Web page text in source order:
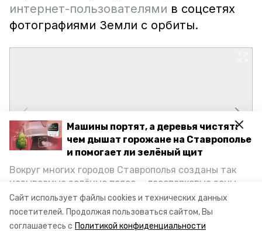
Сайт использует файлы cookies и технических данных
посетителей. Продолжая пользоваться сайтом, Вы
соглашаетесь с Политикой конфиденциальности
Машины портят, а деревья чистят:
чем дышат горожане на Ставрополье
и помогает ли зелёный щит
Вокруг многих городов Ставрополья созданы так
называемые зелёные пояса — лесопарковые зоны,
снижающие негативное воздействие выхлопных
газов на атмосферу. Справляются ли они с
постоянно растущим потоком автотранспорта и
интернет-пользователями в соцсетях
фотографиями Земли с орбиты.